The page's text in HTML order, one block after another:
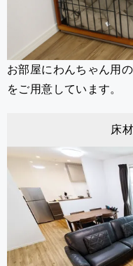
お部屋にわんちゃん用
をご用意しています。
床